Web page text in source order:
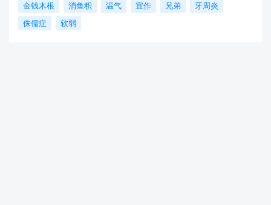
金钱木根
消鱼积 温气 宜作 兄弟
牙周炎
侏儒症
软弱